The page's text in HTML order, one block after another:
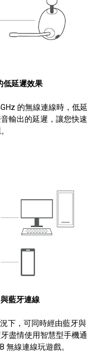
低延遲效果
的無線連線時，低延
輸出的延遲，讓您快速
藍牙連線
下，可同時經由藍牙與
盡情使用智慧型手機通
無線連線玩遊戲。